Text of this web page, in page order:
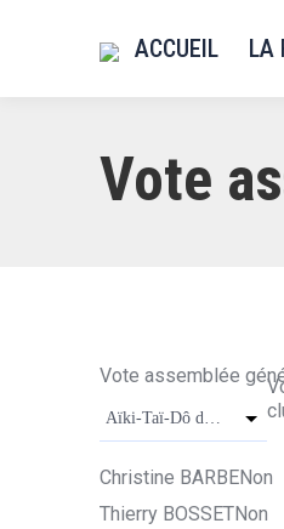
ACCUEIL LA
Vote
Filtrer
Vote assemblée
Aïki-Taï-Dô du Doubs
Christine BARBENon
Thierry BOSSETNon